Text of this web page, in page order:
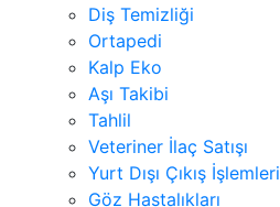
Diş Temizliği
Ortapedi
Kalp Eko
Aşı Takibi
Tahlil
Veteriner İlaç Satışı
Yurt Dışı Çıkış İşlemleri
Göz Hastalıkları